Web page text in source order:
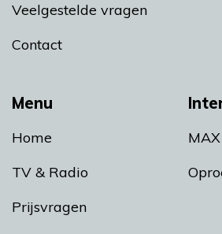
Menu
Home
TV & Radio
Prijsvragen
Veelgestelde vragen
Contact